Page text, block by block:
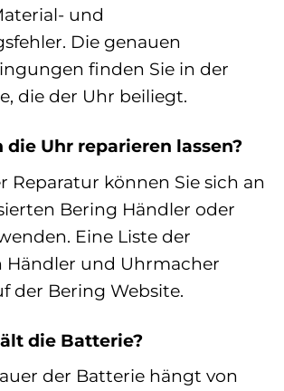
und
Die genauen
finden Sie in der
die der Uhr beiliegt.
die Uhr reparieren lassen?
Reparatur können Sie sich an
Bering Händler oder
Eine Liste der
Händler und Uhrmacher
der Bering Website.
die Batterie?
der Batterie hängt von